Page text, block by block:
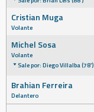
Cristian Muga
Volante
Michel Sosa
Volante
Sale por: Diego Villalba (78')
Brahian Ferreira
Delantero